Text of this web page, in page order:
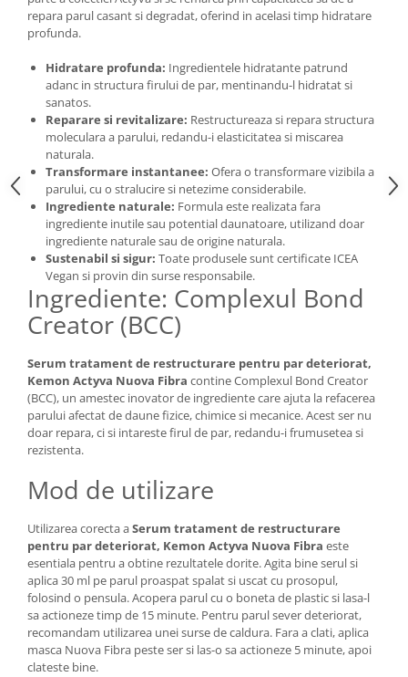
repara parul casant si degradat, oferind in acelasi timp hidratare
profunda.
Hidratare profunda: Ingredientele hidratante patrund
adanc in structura firului de par, mentinandu-l hidratat si
sanatos.
Reparare si revitalizare: Restructureaza si repara structura
moleculara a parului, redandu-i elasticitatea si miscarea
naturala.
Transformare instantanee: Ofera o transformare vizibila a
parului, cu o stralucire si netezime considerabile.
Ingrediente naturale: Formula este realizata fara
ingrediente inutile sau potential daunatoare, utilizand doar
ingrediente naturale sau de origine naturala.
Sustenabil si sigur: Toate produsele sunt certificate ICEA
Vegan si provin din surse responsabile.
Ingrediente: Complexul Bond
Creator (BCC)
Serum tratament de restructurare pentru par deteriorat,
Kemon Actyva Nuova Fibra contine Complexul Bond Creator
(BCC), un amestec inovator de ingrediente care ajuta la refacerea
parului afectat de daune fizice, chimice si mecanice. Acest ser nu
doar repara, ci si intareste firul de par, redandu-i frumusetea si
rezistenta.
Mod de utilizare
Utilizarea corecta aSerum tratament de restructurare
pentru par deteriorat, Kemon Actyva Nuova Fibra este
esentiala pentru a obtine rezultatele dorite. Agita bine serul si
aplica 30 ml pe parul proaspat spalat si uscat cu prosopul,
folosind o pensula. Acopera parul cu o boneta de plastic si lasa-l
sa actioneze timp de 15 minute. Pentru parul sever deteriorat,
recomandam utilizarea unei surse de caldura. Fara a clati, aplica
masca Nuova Fibra peste ser si las-o sa actioneze 5 minute, apoi
clateste bine.